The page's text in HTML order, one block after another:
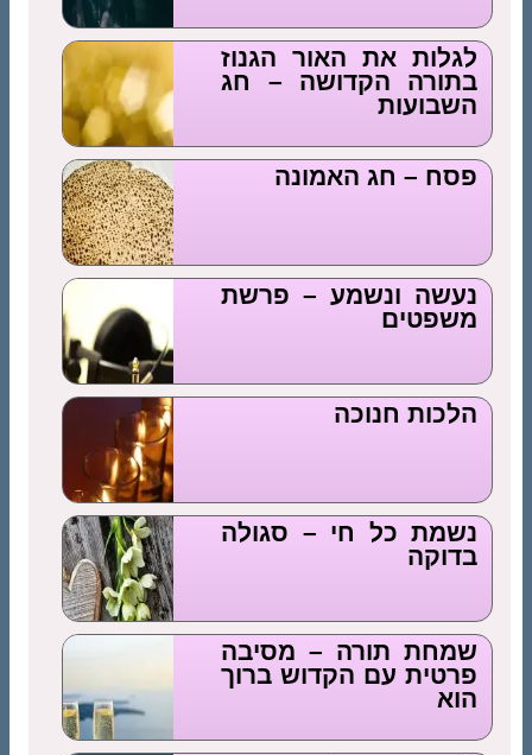
לגלות את האור הגנוז
בתורה הקדושה – חג
השבועות
פסח – חג האמונה
נעשה ונשמע – פרשת
משפטים
הלכות חנוכה
נשמת כל חי – סגולה
בדוקה
שמחת תורה – מסיבה
פרטית עם הקדוש ברוך
הוא